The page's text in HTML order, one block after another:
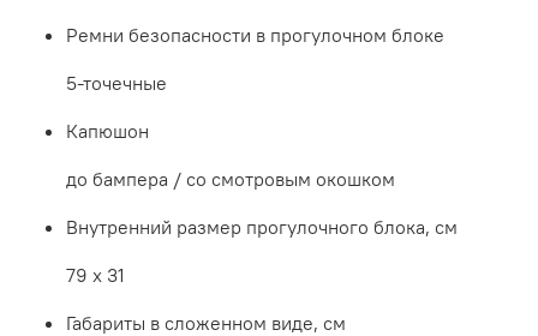
Ремни безопасности в прогулочном блоке
5-точечные
Капюшон
до бампера / со смотровым окошком
Внутренний размер прогулочного блока, см
79 х 31
Габариты в сложенном виде, см